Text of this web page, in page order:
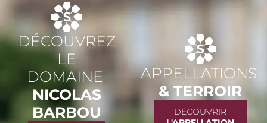
DÉCOUVREZ
LE
DOMAINE
NICOLAS
BARBOU
APPELLATIONS
& TERROIR
DÉCOUVRIR